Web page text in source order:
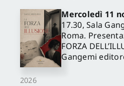
2026
Mercoledì 11
17.30, Sala
Roma.
FORZA
Gangemi